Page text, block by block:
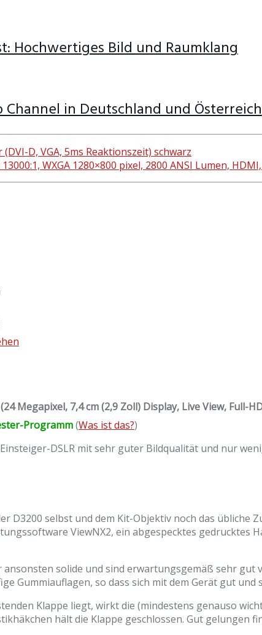
Hochwertiges Bild und Raumklang
Channel in Deutschland und Österreich
D, VGA, 5ms Reaktionszeit) schwarz
WXGA 1280×800 pixel, 2800 ANSI Lumen,
Megapixel, 7,4 cm (2,9 Zoll) Display, Live View, Full-
Programm(Was ist das?)
DSLR mit sehr guter Bildqualität und nur
D3200 selbst und dem Kit-Objektiv noch das übliche
ViewNX2, ein abgespecktes gedrucktes
solide und sind erwartungsgemäß sehr gut
Gummiauflagen, so dass sich mit dem Gerät gut und
Klappe liegt, wirkt die (mindestens genauso
hält die Klappe geschlossen. Gut gelungen